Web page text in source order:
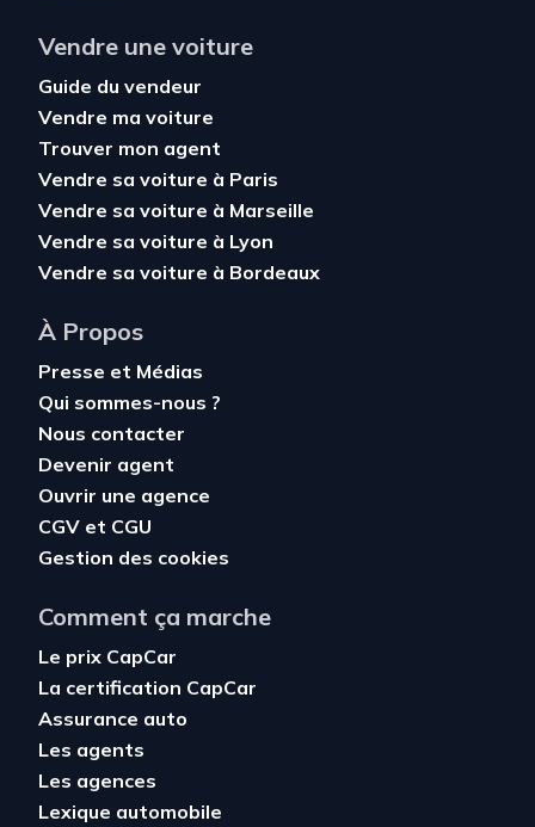
Vendre une voiture
Guide du vendeur
Vendre ma voiture
Trouver mon agent
Vendre sa voiture à Paris
Vendre sa voiture à Marseille
Vendre sa voiture à Lyon
Vendre sa voiture à Bordeaux
À Propos
Presse et Médias
Qui sommes-nous ?
Nous contacter
Devenir agent
Ouvrir une agence
CGV et CGU
Gestion des cookies
Comment ça marche
Le prix CapCar
La certification CapCar
Assurance auto
Les agents
Les agences
Lexique automobile